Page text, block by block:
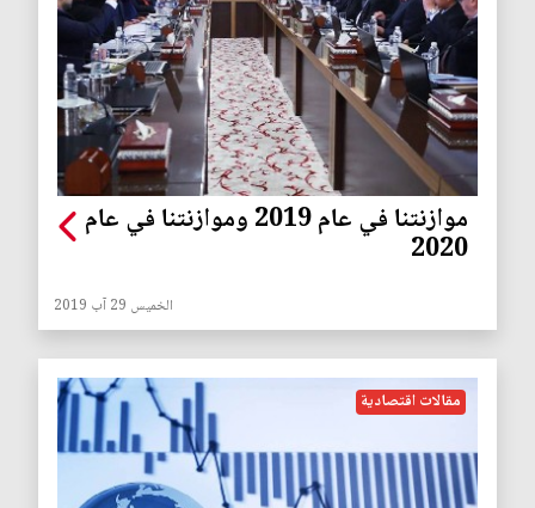
موازنتنا في عام 2019 وموازنتنا في عام
2020
الخميس 29 آب 2019
مقالات اقتصادية